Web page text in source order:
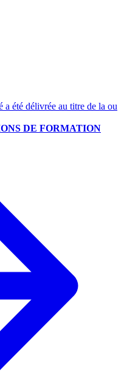
été délivrée au titre de la ou
DE FORMATION